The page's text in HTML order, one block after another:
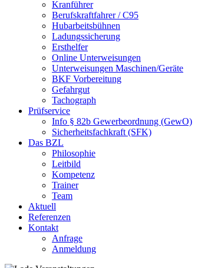
Kranführer
Berufskraftfahrer / C95
Hubarbeitsbühnen
Ladungssicherung
Ersthelfer
Online Unterweisungen
Unterweisungen Maschinen/Geräte
BKF Vorbereitung
Gefahrgut
Tachograph
Prüfservice
Info § 82b Gewerbeordnung (GewO)
Sicherheitsfachkraft (SFK)
Das BZL
Philosophie
Leitbild
Kompetenz
Trainer
Team
Aktuell
Referenzen
Kontakt
Anfrage
Anmeldung